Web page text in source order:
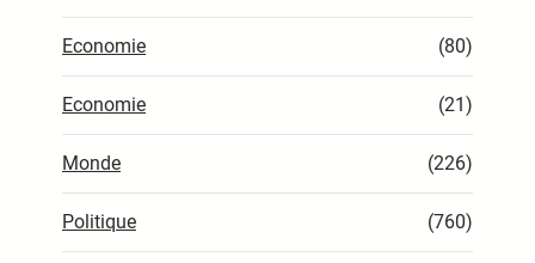
Economie (80)
Economie (21)
Monde (226)
Politique (760)